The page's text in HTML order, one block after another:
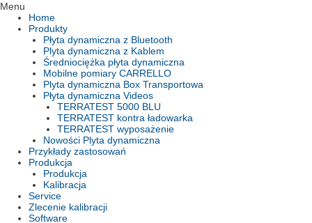
Menu
Home
Produkty
Płyta dynamiczna z Bluetooth
Plyta dynamiczna z Kablem
Średniociężka płyta dynamiczna
Mobilne pomiary CARRELLO
Plyta dynamiczna Box Transportowa
Płyta dynamiczna Videos
TERRATEST 5000 BLU
TERRATEST kontra ładowarka
TERRATEST wyposażenie
Nowości Plyta dynamiczna
Przykłady zastosowań
Produkcja
Produkcja
Kalibracja
Service
Zlecenie kalibracji
Software